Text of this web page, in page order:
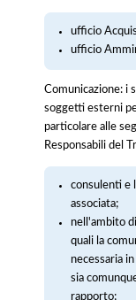
ufficio
ufficio
Comunicazione: i
soggetti esterni
particolare alle
Responsabili del
consulenti e
associata;
nell'ambito
quali la
necessaria
sia
rapporto;